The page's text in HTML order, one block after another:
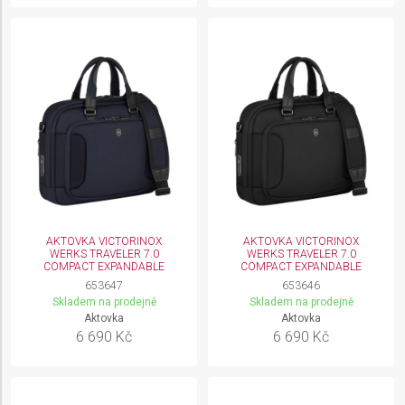
AKTOVKA VICTORINOX
WERKS TRAVELER 7.0
COMPACT EXPANDABLE
653647
Skladem na prodejně
Aktovka
6 690 Kč
AKTOVKA VICTORINOX
WERKS TRAVELER 7.0
COMPACT EXPANDABLE
653646
Skladem na prodejně
Aktovka
6 690 Kč
Develop and improve services
Use limited data to select content
IAB Special Features:
Use precise geolocation data
requested
Non-IAB processing purposes:
Necessary
Performance